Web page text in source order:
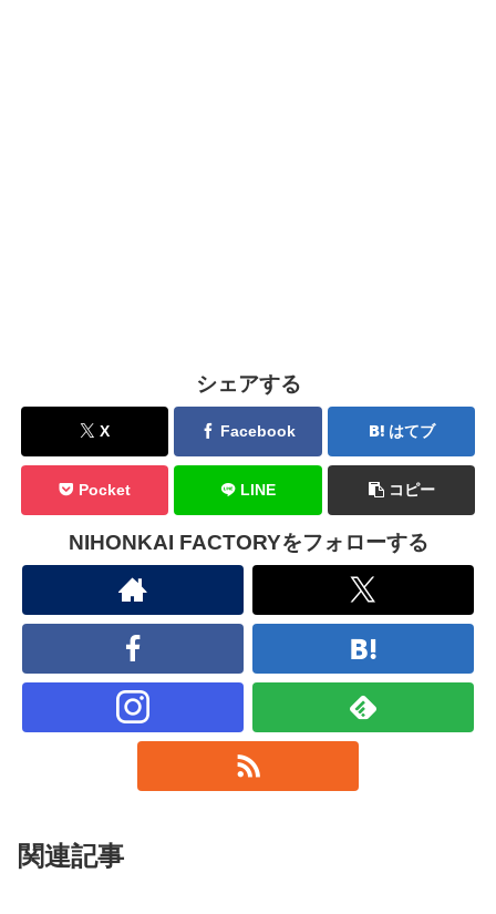
シェアする
X Facebook はてブ
Pocket LINE コピー
NIHONKAI FACTORYをフォローする
関連記事